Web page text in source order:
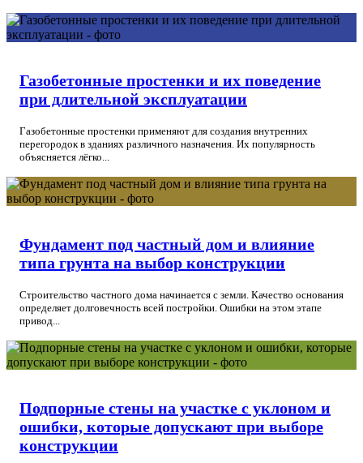
Газобетонные простенки и их поведение
при длительной эксплуатации
Газобетонные простенки применяют для создания внутренних
перегородок в зданиях различного назначения. Их популярность
объясняется лёгко...
Фундамент под частный дом и влияние
типа грунта на выбор конструкции
Строительство частного дома начинается с земли. Качество основания
определяет долговечность всей постройки. Ошибки на этом этапе
привод...
Подпорные стены на участке с уклоном и
ошибки, которые допускают при выборе
конструкции